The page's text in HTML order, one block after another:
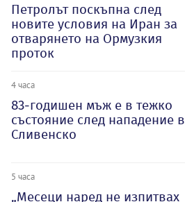
Петролът поскъпна след
новите условия на Иран за
отварянето на Ормузкия
проток
4 часа
83-годишен мъж е в тежко
състояние след нападение в
Сливенско
5 часа
„Месеци наред не изпитвах